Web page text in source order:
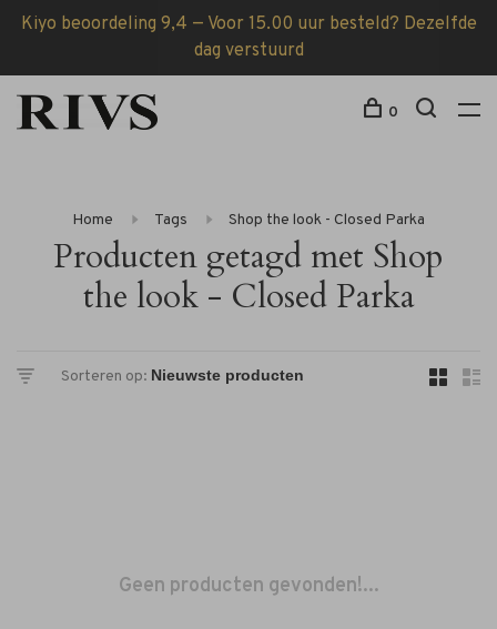
Kiyo beoordeling 9,4 — Voor 15.00 uur besteld? Dezelfde
dag verstuurd
0
Home Tags Shop the look - Closed Parka
Producten getagd met Shop
the look - Closed Parka
Sorteren op:
Geen producten gevonden!...